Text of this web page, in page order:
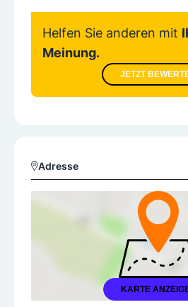
Helfen Sie anderen mit
Meinung.
JETZT
Adresse
KARTE